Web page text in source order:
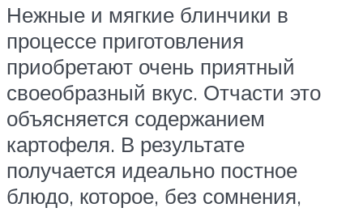
Нежные и мягкие блинчики в
процессе приготовления
приобретают очень приятный
своеобразный вкус. Отчасти это
объясняется содержанием
картофеля. В результате
получается идеально постное
блюдо, которое, без сомнения,